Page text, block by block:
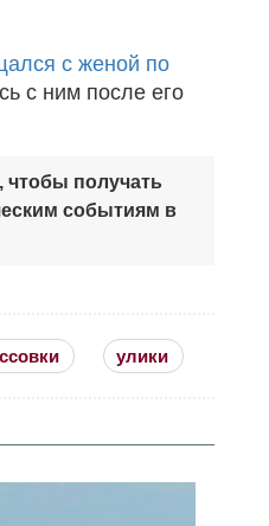
с женой по
с ним после его
, чтобы получать
событиям в
улики